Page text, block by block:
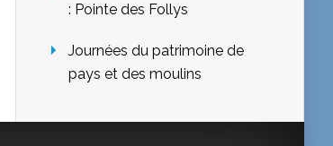
: Pointe des Follys
Journées du patrimoine de
pays et des moulins